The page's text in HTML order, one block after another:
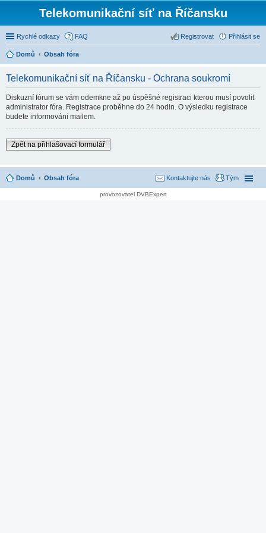
Telekomunikační síť na Říčansku
Rychlé odkazy FAQ Přihlásit se
Registrovat
Domů Obsah fóra
Telekomunikační síť na Říčansku - Ochrana soukromí
Diskuzní fórum se vám odemkne až po úspěšné registraci kterou musí povolit
administrator fóra. Registrace proběhne do 24 hodin. O výsledku registrace
budete informováni mailem.
Zpět na přihlašovací formulář
Domů Obsah fóra Tým
Kontaktujte nás
provozovatel DVBExpert